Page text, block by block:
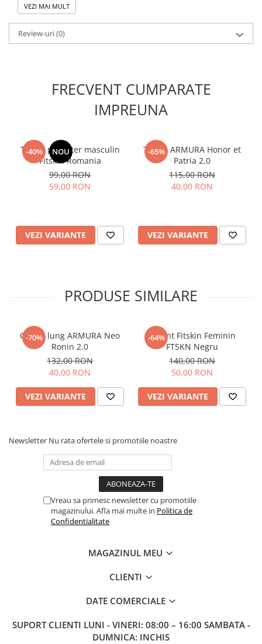
🔹Respirabilitate și uscare rapidă
evacuarea transpirației
💦
🔹Potriviți pentru orice tip de antrenament
campion!💥
Comandă acum și susține culorile României! 🚀🏅
VEZI MAI MULT
Review-uri(0)
FRECVENT CUMPARATE
IMPREUNA
-40% NOU
Tricou poliester masculin
Fitskin Romania
99,00 RON
59,00 RON
VEZI VARIANTE
-65%
Tricou ARMURA Honor et
Patria 2.0
115,00 RON
40,00 RON
VEZI VARIANTE
PRODUSE SIMILARE
-70%
Colant lung ARMURA Neo
Ronin 2.0
132,00 RON
40,00 RON
VEZI VARIANTE
-64%
Colant Fitskin Feminin
FTSKN Negru
140,00 RON
50,00 RON
VEZI VARIANTE
Newsletter Nu rata ofertele si promotiile noastre
Vreau sa primesc newsletter cu promotiile
magazinului. Afla mai multe in Politica de
Confidentialitate
MAGAZINUL MEU
CLIENTI
DATE COMERCIALE
SUPORT CLIENTI LUNI - VINERI: 08:00 – 16:00 SAMBATA -
DUMNICA: INCHIS